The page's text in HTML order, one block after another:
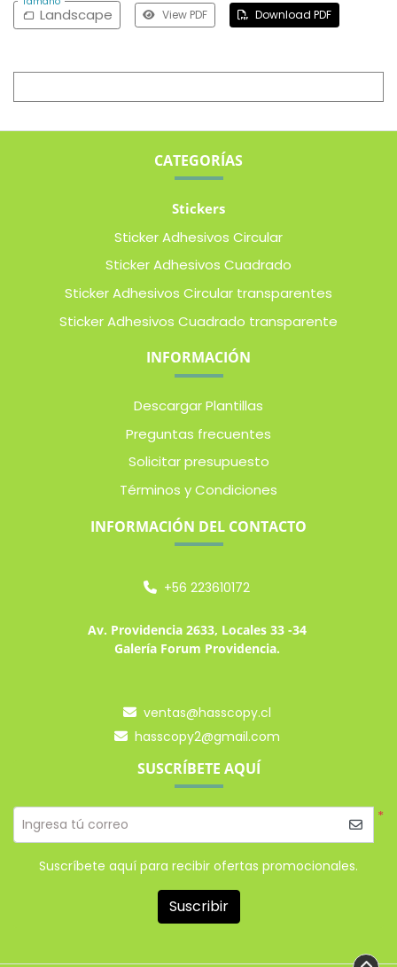
Landscape View PDF Download PDF
CATEGORÍAS
Stickers
Sticker Adhesivos Circular
Sticker Adhesivos Cuadrado
Sticker Adhesivos Circular transparentes
Sticker Adhesivos Cuadrado transparente
INFORMACIÓN
Descargar Plantillas
Preguntas frecuentes
Solicitar presupuesto
Términos y Condiciones
INFORMACIÓN DEL CONTACTO
+56 223610172
Av. Providencia 2633, Locales 33 -34
Galería Forum Providencia.
ventas@hasscopy.cl
hasscopy2@gmail.com
SUSCRÍBETE AQUÍ
*
Ingresa tú correo
Suscríbete aquí para recibir ofertas promocionales.
Suscribir